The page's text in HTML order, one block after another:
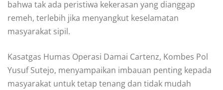
bahwa tak ada peristiwa kekerasan yang dianggap
remeh, terlebih jika menyangkut keselamatan
masyarakat sipil.
Kasatgas Humas Operasi Damai Cartenz, Kombes Pol
Yusuf Sutejo, menyampaikan imbauan penting kepada
masyarakat untuk tetap tenang dan tidak mudah